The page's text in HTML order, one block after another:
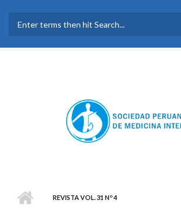
FORMULARIO DE
BÚSQUEDA
REVISTA VOL. 31 Nº 4